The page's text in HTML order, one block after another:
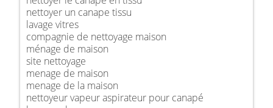
nettoyer un canape tissu
lavage vitres
compagnie de nettoyage maison
ménage de maison
site nettoyage
menage de maison
menage de la maison
nettoyeur vapeur aspirateur pour canapé